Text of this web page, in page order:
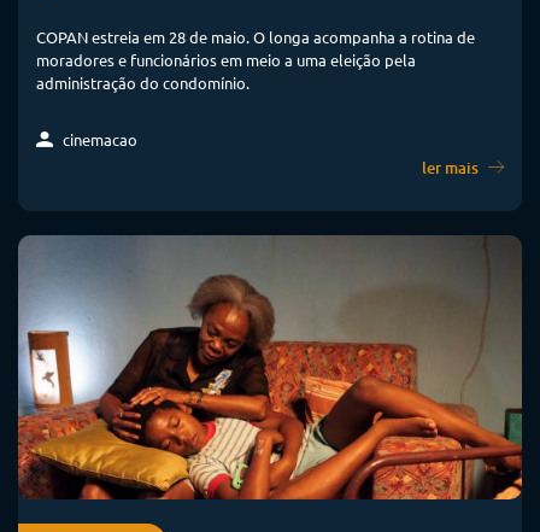
COPAN estreia em 28 de maio. O longa acompanha a rotina de
moradores e funcionários em meio a uma eleição pela
administração do condomínio.
cinemacao
ler mais